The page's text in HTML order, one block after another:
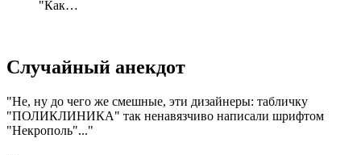
"Как…
Случайный анекдот
Не, ну до чего же смешные, эти дизайнеры: табличку
"ПОЛИКЛИНИКА" так ненавязчиво написали шрифтом
"Некрополь"...